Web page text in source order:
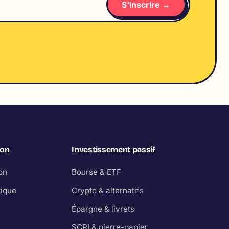
S'inscrire →
Investissement passif
Bourse & ETF
Crypto & alternatifs
Épargne & livrets